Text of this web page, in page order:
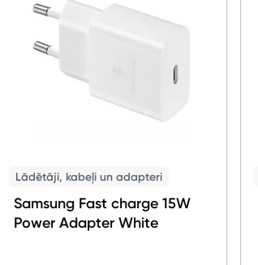
Lādētāji, kabeļi un adapteri
Samsung Fast charge 15W
Power Adapter White